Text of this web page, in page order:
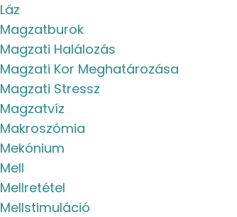
Láz
Magzatburok
Magzati Halálozás
Magzati Kor Meghatározása
Magzati Stressz
Magzatvíz
Makroszómia
Mekónium
Mell
Mellretétel
Mellstimuláció